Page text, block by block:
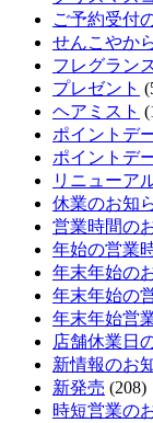
ご予約受付
せんこやか
フレグラン
プレゼント
ヘアミスト
ポイントデ
ポイントデ
リニューア
休業のお知
営業時間の
年始の営業
年末年始の
年末年始の
年末年始営
店舗休業日
新情報のお
新発売 (208)
時短営業の